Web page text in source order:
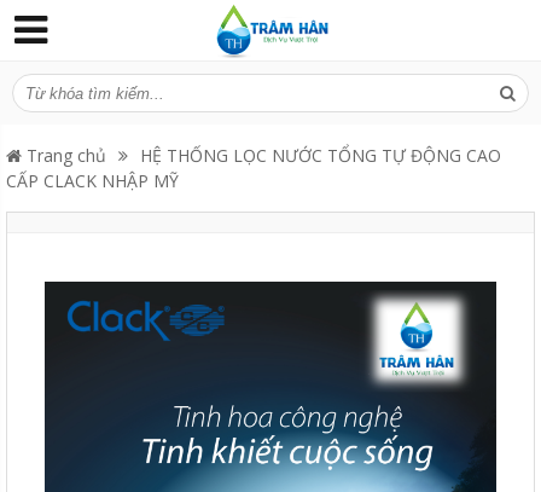
Trang chủ
HỆ THỐNG LỌC NƯỚC TỔNG TỰ ĐỘNG CAO
CẤP CLACK NHẬP MỸ